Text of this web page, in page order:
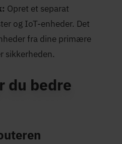
Opret et separat
og IoT-enheder. Det
fra dine primære
sikkerheden.
du bedre